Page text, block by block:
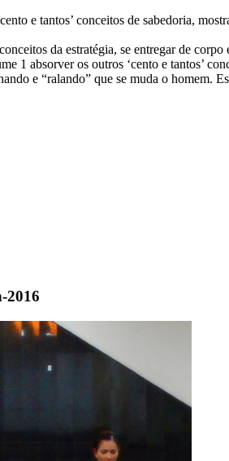
e tantos’ conceitos de sabedoria,
da estratégia, se entregar de corpo
1 absorver os outros ‘cento e tantos’
e “ralando” que se muda o homem.
2016